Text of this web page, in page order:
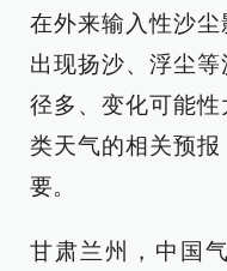
在外来输入性沙
出现扬沙、浮尘
径多、变化可能
类天气的相关预
要。
甘肃兰州，中国